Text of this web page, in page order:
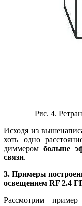
Рис. 4.
Исходя из
хоть одно
диммером больше
связи.
3. Примеры
освещением RF 2.4
Рассмотрим пример